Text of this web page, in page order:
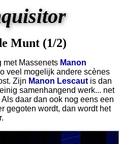
Munt (1/2)
met Massenets Manon
veel mogelijk andere scènes
Zijn Manon Lescaut is dan
samenhangend werk... net
daar dan ook nog eens een
gegoten wordt, dan wordt het